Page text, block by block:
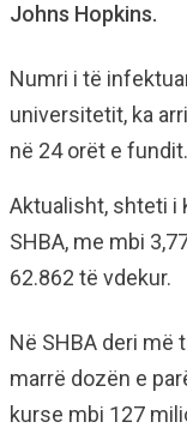
Johns Hopkins.
Numri i të
universitetit, ka
në 24 orët e fundit.
Aktualisht, shteti i
SHBA, me mbi
62.862 të vdekur.
Në SHBA deri më
marrë dozën e
kurse mbi 127